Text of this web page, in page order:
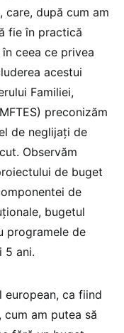
care, după cum am
fie în practică
ceea ce privea
acestui
Familiei,
preconizăm
de neglijați de
Observăm
de buget
de
bugetul
programele de
5 ani.
ca fiind
cum am putea să